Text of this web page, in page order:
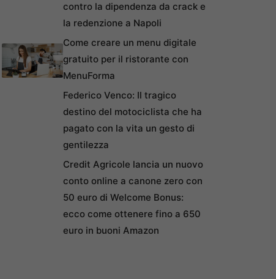
contro la dipendenza da crack e
la redenzione a Napoli
Come creare un menu digitale
gratuito per il ristorante con
MenuForma
Federico Venco: Il tragico
destino del motociclista che ha
pagato con la vita un gesto di
gentilezza
Credit Agricole lancia un nuovo
conto online a canone zero con
50 euro di Welcome Bonus:
ecco come ottenere fino a 650
euro in buoni Amazon